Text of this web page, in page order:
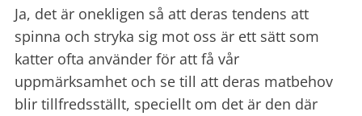
Ja, det är onekligen så att deras tendens att
spinna och stryka sig mot oss är ett sätt som
katter ofta använder för att få vår
uppmärksamhet och se till att deras matbehov
blir tillfredsställt, speciellt om det är den där